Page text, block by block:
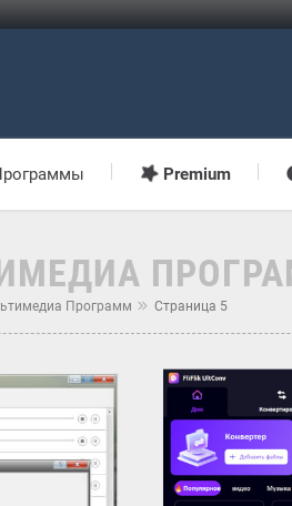
Premium
Программ Страница 5